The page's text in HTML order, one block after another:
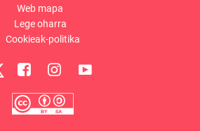
Web mapa
Lege oharra
Cookieak-politika